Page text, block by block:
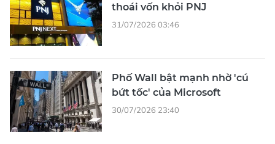
thoái vốn khỏi PNJ
31/07/2026 03:46
Phố Wall bật mạnh nhờ 'cú
bứt tốc' của Microsoft
30/07/2026 23:40